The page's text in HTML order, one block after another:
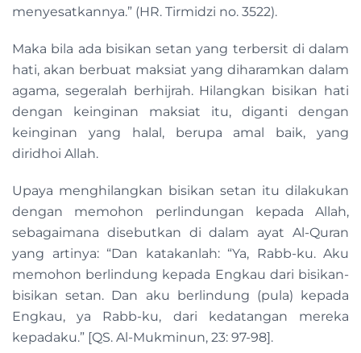
menyesatkannya.” (HR. Tirmidzi no. 3522).
Maka bila ada bisikan setan yang terbersit di dalam
hati, akan berbuat maksiat yang diharamkan dalam
agama, segeralah berhijrah. Hilangkan bisikan hati
dengan keinginan maksiat itu, diganti dengan
keinginan yang halal, berupa amal baik, yang
diridhoi Allah.
Upaya menghilangkan bisikan setan itu dilakukan
dengan memohon perlindungan kepada Allah,
sebagaimana disebutkan di dalam ayat Al-Quran
yang artinya: “Dan katakanlah: “Ya, Rabb-ku. Aku
memohon berlindung kepada Engkau dari bisikan-
bisikan setan. Dan aku berlindung (pula) kepada
Engkau, ya Rabb-ku, dari kedatangan mereka
kepadaku.” [QS. Al-Mukminun, 23: 97-98].